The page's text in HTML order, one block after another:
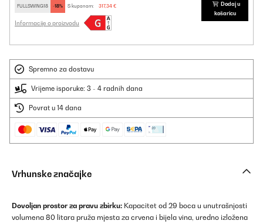
FULLSWING18 -18% S kuponom: 317,34 €
Informacije o proizvodu
Dodaj u
košaricu
Spremno za dostavu
Vrijeme isporuke: 3 - 4 radnih dana
Povrat u 14 dana
Vrhunske značajke
Dovoljan prostor za pravu zbirku: Kapacitet od 29 boca u unutrašnjosti
volumena 80 litara pruža mjesta za crvena i bijela vina, uredno izložena